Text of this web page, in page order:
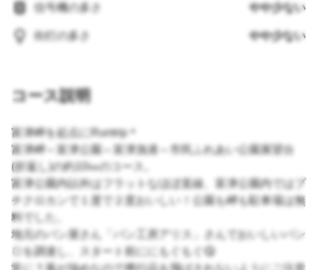
信号機の多さ やや少ない
街灯の多さ やや少ない
コース説明
富津岬を起点にRuntrip＊
富津岬～富津公園～富津漁港～市民ふれあい公園展望台
(折返し)の約10㎞のコース。
富津公園内以外はフラットなほぼ直線、富津公園内ではプ
チクロカンで１度で２度おいしい！公園も岬も駐車場は無
料でした。
地元のパン屋さん「パン工房アリス」さんでおいしいパン
🍞を調達し、スタート前ににもぐもぐ😋